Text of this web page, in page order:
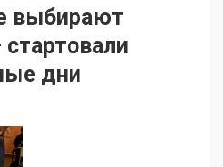
выбирают
стартовали
дни